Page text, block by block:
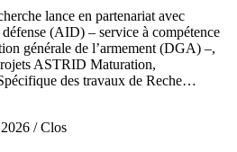
lance en partenariat avec
(AID) – service à compétence
générale de l’armement (DGA) –,
ASTRID Maturation,
des travaux de Reche…
/ Clos